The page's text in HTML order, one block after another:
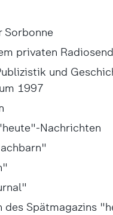
Sorbonne
privaten
und
1997
Nachrichten
Spätmagazins